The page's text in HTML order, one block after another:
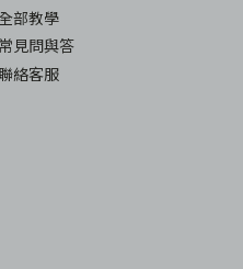
全部教學
常見問與答
絡客服